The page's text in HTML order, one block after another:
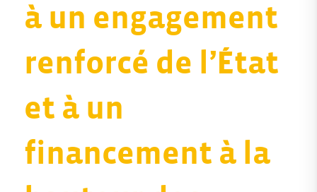
à un engagement
renforcé de l’État
et à un
financement à la